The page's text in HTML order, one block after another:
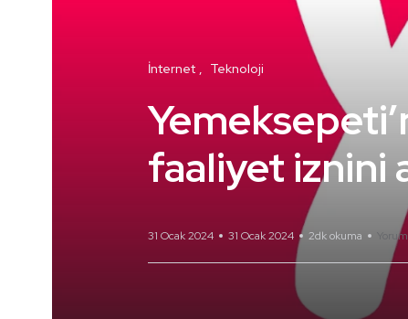
İnternet Teknoloji
faaliyet iznini
31 Ocak 2024 31 Ocak 2024 2dk okuma